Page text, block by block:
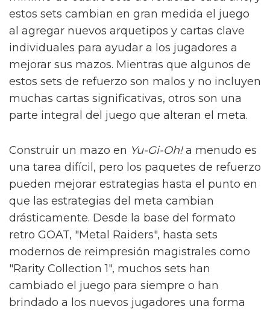
estos sets cambian en gran medida el juego
al agregar nuevos arquetipos y cartas clave
individuales para ayudar a los jugadores a
mejorar sus mazos. Mientras que algunos de
estos sets de refuerzo son malos y no incluyen
muchas cartas significativas, otros son una
parte integral del juego que alteran el meta.
Construir un mazo en Yu-Gi-Oh!a menudo es
una tarea difícil, pero los paquetes de refuerzo
pueden mejorar estrategias hasta el punto en
que las estrategias del meta cambian
drásticamente. Desde la base del formato
retro GOAT, "Metal Raiders", hasta sets
modernos de reimpresión magistrales como
"Rarity Collection 1", muchos sets han
cambiado el juego para siempre o han
brindado a los nuevos jugadores una forma